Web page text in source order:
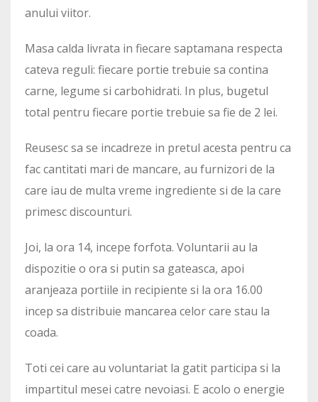
anului viitor.
Masa calda livrata in fiecare saptamana respecta
cateva reguli: fiecare portie trebuie sa contina
carne, legume si carbohidrati. In plus, bugetul
total pentru fiecare portie trebuie sa fie de 2 lei.
Reusesc sa se incadreze in pretul acesta pentru ca
fac cantitati mari de mancare, au furnizori de la
care iau de multa vreme ingrediente si de la care
primesc discounturi.
Joi, la ora 14, incepe forfota. Voluntarii au la
dispozitie o ora si putin sa gateasca, apoi
aranjeaza portiile in recipiente si la ora 16.00
incep sa distribuie mancarea celor care stau la
coada.
Toti cei care au voluntariat la gatit participa si la
impartitul mesei catre nevoiasi. E acolo o energie